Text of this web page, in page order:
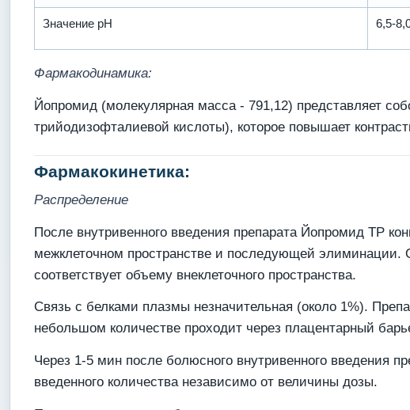
Значение pH 6,5-
Фармакодинамика:
Йопромид (молекулярная масса - 791,12) представляет
трийодизофталиевой кислоты), которое повышает
Фармакокинетика:
Распределение
После внутривенного введения препарата Йопромид ТР
межклеточном пространстве и последующей элиминации.
соответствует объему внеклеточного пространства.
Связь с белками плазмы незначительная (около 1%).
небольшом количестве проходит через плацентарный
Через 1-5 мин после болюсного внутривенного введения
введенного количества независимо от величины дозы.